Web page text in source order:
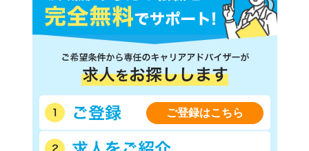
ご登録はこちら